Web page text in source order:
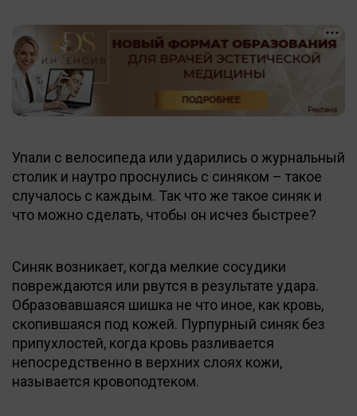
Упали с велосипеда или ударились о журнальный
столик и наутро проснулись с синяком – такое
случалось с каждым. Так что же такое синяк и
что можно сделать, чтобы он исчез быстрее?
Синяк возникает, когда мелкие сосудики
повреждаются или рвутся в результате удара.
Образовавшаяся шишка не что иное, как кровь,
скопившаяся под кожей. Пурпурный синяк без
припухлостей, когда кровь разливается
непосредственно в верхних слоях кожи,
называется кровоподтеком.